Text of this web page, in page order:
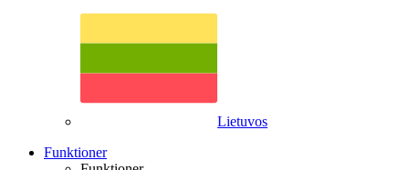
Lietuvos
Funktioner